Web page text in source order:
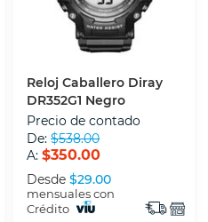
Reloj Caballero Diray
DR352G1 Negro
Precio de contado
De: $538.00
A: $350.00
Desde $29.00
mensuales con
Crédito